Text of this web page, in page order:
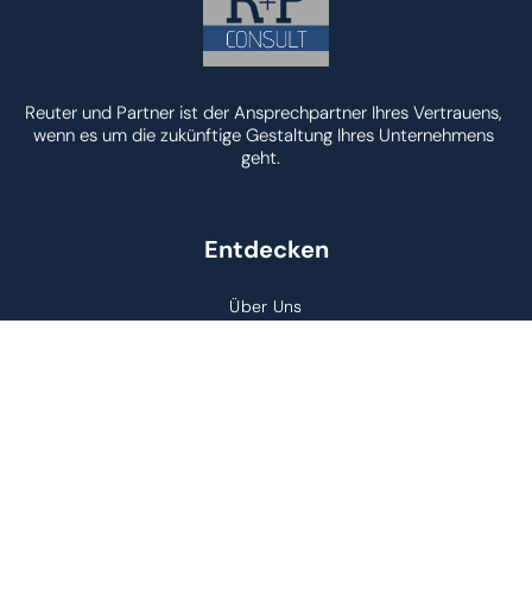
Reuter und Partner ist der Ansprechpartner Ihres Vertrauens,
wenn es um die zukünftige Gestaltung Ihres Unternehmens
geht.
Entdecken
Über Uns